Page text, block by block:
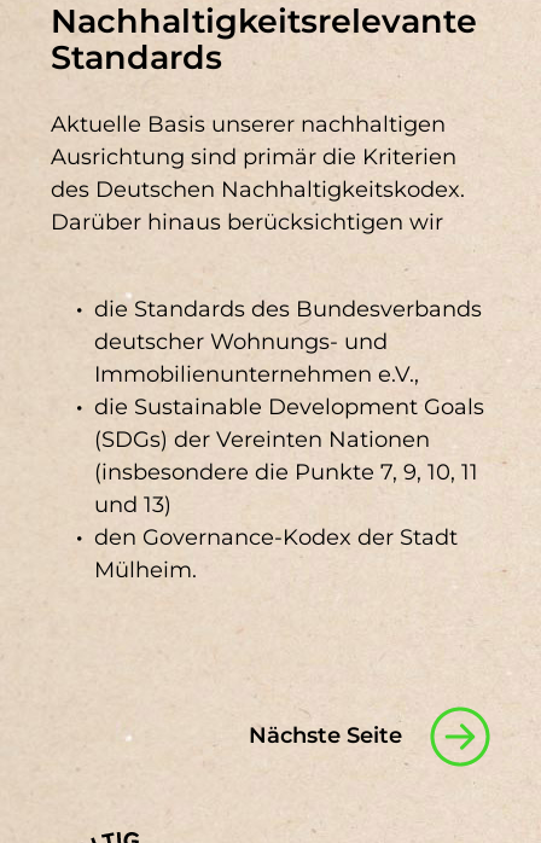
Nachhaltigkeitsrelevante
Standards
Aktuelle Basis unserer nachhaltigen
Ausrichtung sind primär die Kriterien
des Deutschen Nachhaltigkeitskodex.
Darüber hinaus berücksichtigen wir
die Standards des Bundesverbands
deutscher Wohnungs- und
Immobilienunternehmen e.V.,
die Sustainable Development Goals
(SDGs) der Vereinten Nationen
(insbesondere die Punkte 7, 9, 10, 11
und 13)
den Governance-Kodex der Stadt
Mülheim.
Nächste Seite